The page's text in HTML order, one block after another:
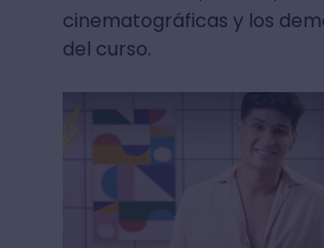
cinematográficas y los
del curso.